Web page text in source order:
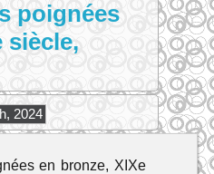
poignées
siècle,
2024
en bronze, XIXe